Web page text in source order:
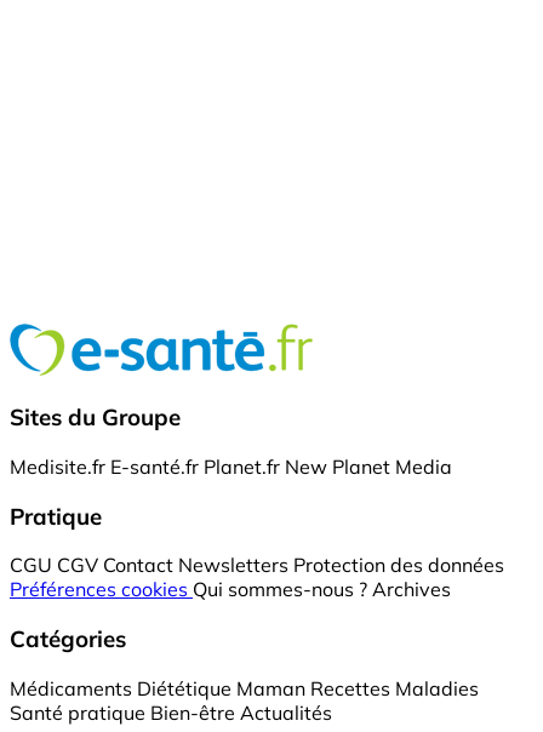
Sites du Groupe
Medisite.fr E-santé.fr Planet.fr New Planet Media
Pratique
CGU CGV Contact Newsletters Protection des données
Préférences cookies Qui sommes-nous ? Archives
Catégories
Médicaments Diététique Maman Recettes Maladies
Santé pratique Bien-être Actualités